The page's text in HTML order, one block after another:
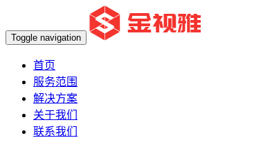
Toggle navigation
首页
服务范围
解决方案
关于我们
联系我们